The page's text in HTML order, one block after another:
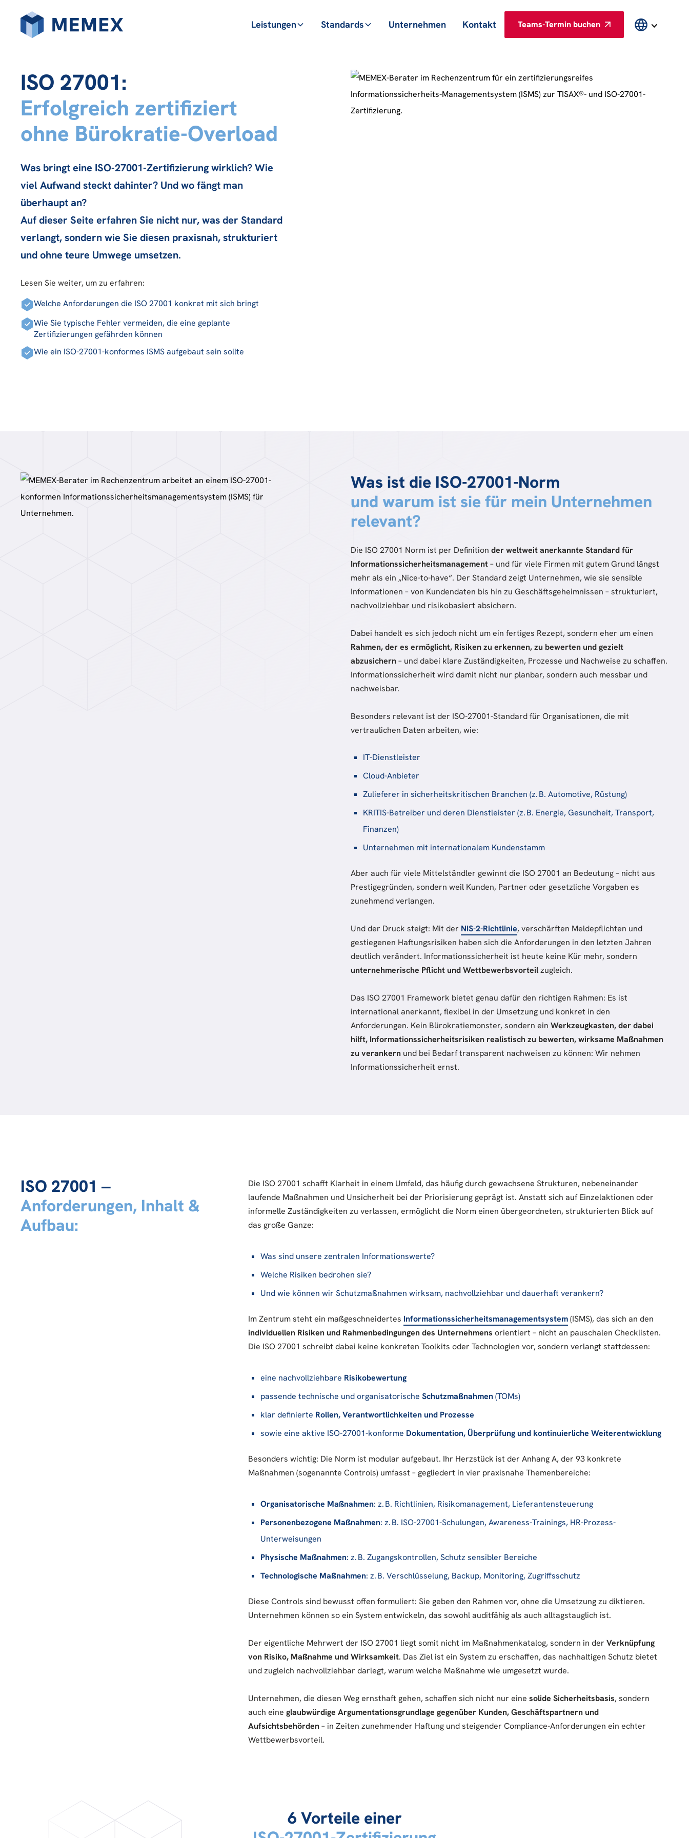
Leistungen Standards Unternehmen Kontakt Teams-Termin buchen
ISO 27001:
Erfolgreich zertifiziert
ohne Bürokratie-Overload
Was bringt eine ISO-27001-Zertifizierung wirklich? Wie
viel Aufwand steckt dahinter? Und wo fängt man
überhaupt an?
Auf dieser Seite erfahren Sie nicht nur, was der Standard
verlangt, sondern wie Sie diesen praxisnah, strukturiert
und ohne teure Umwege umsetzen.
Lesen Sie weiter, um zu erfahren:
Welche Anforderungen die ISO 27001 konkret mit sich bringt
Wie Sie typische Fehler vermeiden, die eine geplante
Zertifizierungen gefährden können
Wie ein ISO-27001-konformes ISMS aufgebaut sein sollte
Was ist die ISO-27001-Norm
und warum ist sie für mein Unternehmen
relevant?
Die ISO 27001 Norm ist per Definitionder weltweit anerkannte Standard für
Informationssicherheitsmanagement– und für viele Firmen mit gutem Grund längst
mehr als ein „Nice-to-have“. Der Standard zeigt Unternehmen, wie sie sensible
Informationen – von Kundendaten bis hin zu Geschäftsgeheimnissen – strukturiert,
nachvollziehbar und risikobasiert absichern.
Dabei handelt es sich jedoch nicht um ein fertiges Rezept, sondern eher um einen
Rahmen, der es ermöglicht, Risiken zu erkennen, zu bewerten und gezielt
abzusichern– und dabei klare Zuständigkeiten, Prozesse und Nachweise zu schaffen.
Informationssicherheit wird damit nicht nur planbar, sondern auch messbar und
nachweisbar.
Besonders relevant ist der ISO-27001-Standard für Organisationen, die mit
vertraulichen Daten arbeiten, wie:
IT-Dienstleister
Cloud-Anbieter
Zulieferer in sicherheitskritischen Branchen (z. B. Automotive, Rüstung)
KRITIS-Betreiber und deren Dienstleister (z. B. Energie, Gesundheit, Transport,
Finanzen)
Unternehmen mit internationalem Kundenstamm
Aber auch für viele Mittelständler gewinnt die ISO 27001 an Bedeutung – nicht aus
Prestigegründen, sondern weil Kunden, Partner oder gesetzliche Vorgaben es
zunehmend verlangen.
Und der Druck steigt: Mit der NIS-2-Richtlinie, verschärften Meldepflichten und
gestiegenen Haftungsrisiken haben sich die Anforderungen in den letzten Jahren
deutlich verändert. Informationssicherheit ist heute keine Kür mehr, sondern
unternehmerische Pflicht und Wettbewerbsvorteilzugleich.
Das ISO 27001 Framework bietet genau dafür den richtigen Rahmen: Es ist
international anerkannt, flexibel in der Umsetzung und konkret in den
Anforderungen. Kein Bürokratiemonster, sondern einWerkzeugkasten, der dabei
hilft, Informationssicherheitsrisiken realistisch zu bewerten, wirksame Maßnahmen
zu verankern und bei Bedarf transparent nachweisen zu können: Wir nehmen
Informationssicherheit ernst.
ISO 27001 ‒
Anforderungen, Inhalt &
Aufbau:
Die ISO 27001 schafft Klarheit in einem Umfeld, das häufig durch gewachsene Strukturen, nebeneinander
laufende Maßnahmen und Unsicherheit bei der Priorisierung geprägt ist. Anstatt sich auf Einzelaktionen oder
informelle Zuständigkeiten zu verlassen, ermöglicht die Norm einen übergeordneten, strukturierten Blick auf
das große Ganze:
Was sind unsere zentralen Informationswerte?
Welche Risiken bedrohen sie?
Und wie können wir Schutzmaßnahmen wirksam, nachvollziehbar und dauerhaft verankern?
Im Zentrum steht ein maßgeschneidertes Informationssicherheitsmanagementsystem(ISMS), das sich an den
individuellen Risiken und Rahmenbedingungen des Unternehmens orientiert – nicht an pauschalen Checklisten.
Die ISO 27001 schreibt dabei keine konkreten Toolkits oder Technologien vor, sondern verlangt stattdessen:
eine nachvollziehbare Risikobewertung
passende technische und organisatorischeSchutzmaßnahmen(TOMs)
klar definierte Rollen, Verantwortlichkeiten und Prozesse
sowie eine aktive ISO-27001-konforme Dokumentation, Überprüfung und kontinuierliche Weiterentwicklung
Besonders wichtig: Die Norm ist modular aufgebaut. Ihr Herzstück ist der Anhang A, der 93 konkrete
Maßnahmen (sogenannte Controls) umfasst – gegliedert in vier praxisnahe Themenbereiche:
Organisatorische Maßnahmen: z. B. Richtlinien, Risikomanagement, Lieferantensteuerung
Personenbezogene Maßnahmen: z. B. ISO-27001-Schulungen, Awareness-Trainings, HR-Prozess-
Unterweisungen
Physische Maßnahmen: z. B. Zugangskontrollen, Schutz sensibler Bereiche
Technologische Maßnahmen: z. B. Verschlüsselung, Backup, Monitoring, Zugriffsschutz
Diese Controls sind bewusst offen formuliert: Sie geben den Rahmen vor, ohne die Umsetzung zu diktieren.
Unternehmen können so ein System entwickeln, das sowohl auditfähig als auch alltagstauglich ist.
Der eigentliche Mehrwert der ISO 27001 liegt somit nicht im Maßnahmenkatalog, sondern in derVerknüpfung
von Risiko, Maßnahme und Wirksamkeit. Das Ziel ist ein System zu erschaffen, das nachhaltigen Schutz bietet
und zugleich nachvollziehbar darlegt, warum welche Maßnahme wie umgesetzt wurde.
Unternehmen, die diesen Weg ernsthaft gehen, schaffen sich nicht nur einesolide Sicherheitsbasis, sondern
auch eineglaubwürdige Argumentationsgrundlage gegenüber Kunden, Geschäftspartnern und
Aufsichtsbehörden– in Zeiten zunehmender Haftung und steigender Compliance-Anforderungen ein echter
Wettbewerbsvorteil.
6 Vorteile einer